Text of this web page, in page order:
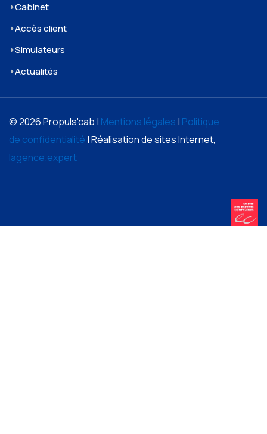
Cabinet
Accès client
Simulateurs
Actualités
© 2026 Propuls'cab | Mentions légales | Politique
de confidentialité | Réalisation de sites Internet,
lagence.expert